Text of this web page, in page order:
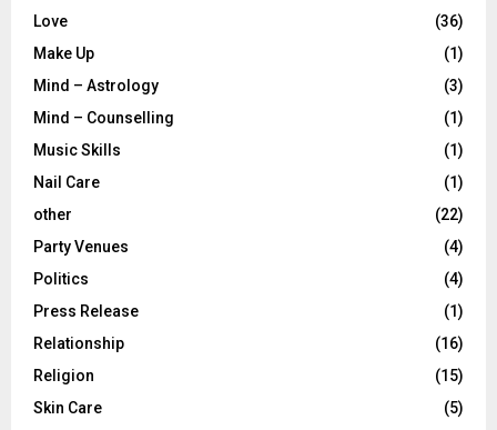
Love
(36)
Make Up
(1)
Mind – Astrology
(3)
Mind – Counselling
(1)
Music Skills
(1)
Nail Care
(1)
other
(22)
Party Venues
(4)
Politics
(4)
Press Release
(1)
Relationship
(16)
Religion
(15)
Skin Care
(5)